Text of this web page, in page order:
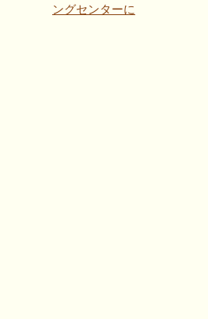
ングセンターに